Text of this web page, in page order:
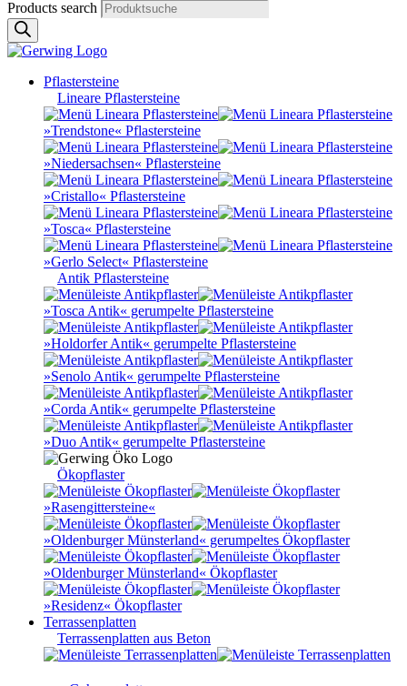
Products search
Pflastersteine
Lineare Pflastersteine
»Trendstone« Pflastersteine
»Niedersachsen« Pflastersteine
»Cristallo« Pflastersteine
»Tosca« Pflastersteine
»Gerlo Select« Pflastersteine
Antik Pflastersteine
»Tosca Antik« gerumpelte Pflastersteine
»Holdorfer Antik« gerumpelte Pflastersteine
»Senolo Antik« gerumpelte Pflastersteine
»Corda Antik« gerumpelte Pflastersteine
»Duo Antik« gerumpelte Pflastersteine
Ökopflaster
»Rasengittersteine«
»Oldenburger Münsterland« gerumpeltes Ökopflaster
»Oldenburger Münsterland« Ökopflaster
»Residenz« Ökopflaster
Terrassenplatten
Terrassenplatten aus Beton